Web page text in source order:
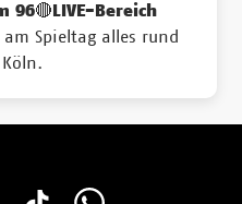
96🔴LIVE-Bereich
Spieltag alles rund